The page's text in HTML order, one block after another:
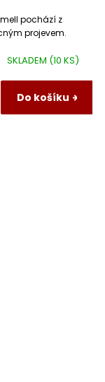
SKLADEM (10 KS)
Do košíku
pochází z
projevem.